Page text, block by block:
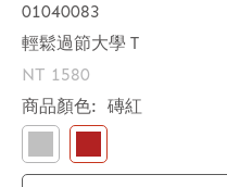
01040083
輕鬆過節大學Ｔ
NT 1580
商品顏色: 磚紅